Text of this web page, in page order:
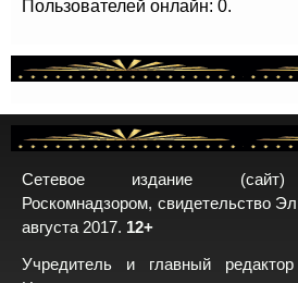
Пользователей онлайн: 0.
Сетевое издание (сайт)
Роскомнадзором, свидетельство
августа 2017. 12+
Учредитель и главный